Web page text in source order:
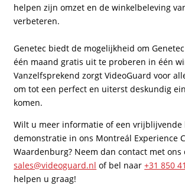
helpen zijn omzet en de winkelbeleving
verbeteren.
Genetec biedt de mogelijkheid om
één maand gratis uit te proberen in één
Vanzelfsprekend zorgt VideoGuard voor
om tot een perfect en uiterst deskundig
komen.
Wilt u meer informatie of een vrijblijvende
demonstratie in ons Montreál Experience
Waardenburg? Neem dan contact met ons
sales@videoguard.nl of bel naar+31 850
helpen u graag!